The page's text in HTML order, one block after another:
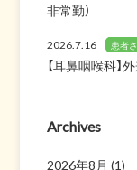
非常勤）
2026.7.16 患者
【耳鼻咽喉科】
Archives
2026年8月 (1)